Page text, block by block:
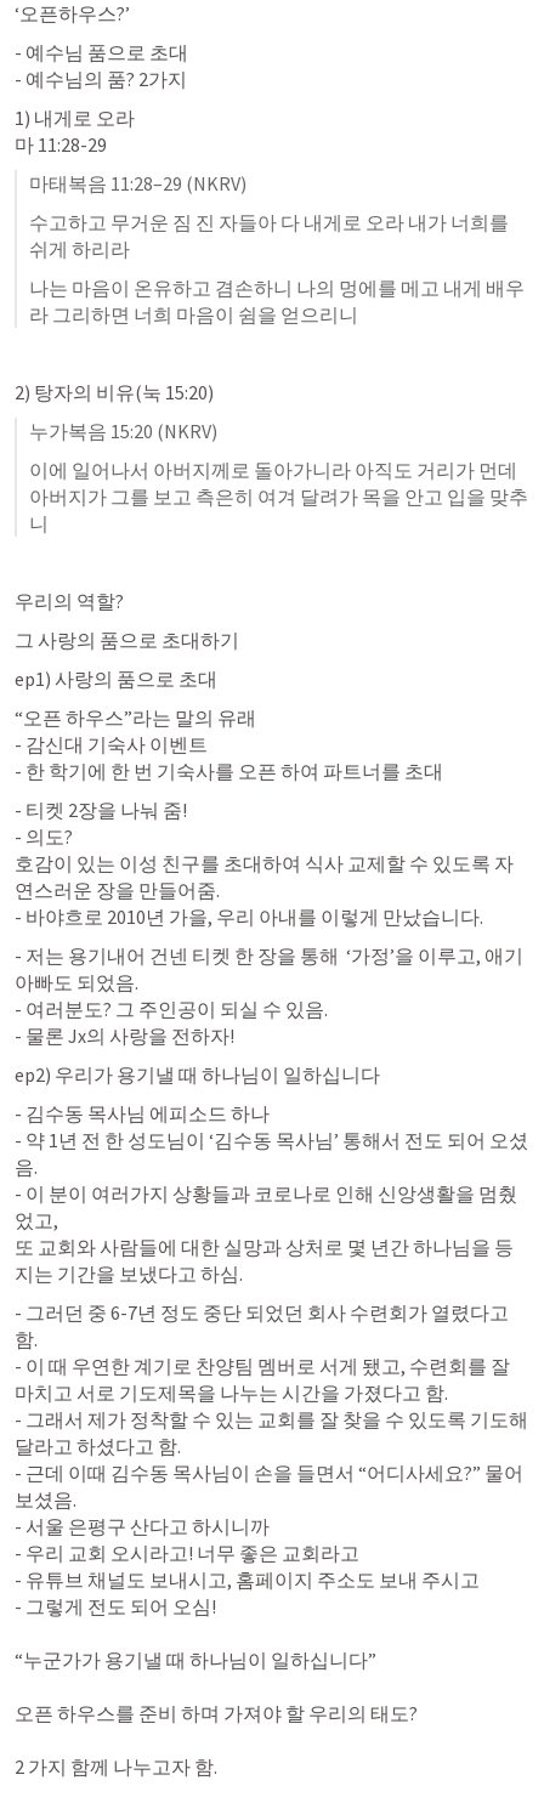
‘오픈하우스?’
- 예수님 품으로 초대
- 예수님의 품? 2가지
마 11:28-29
마태복음 11:28–29 (NKRV)
수고하고 무거운 짐 진 자들아 다 내게로 오라 내가 너희를
쉬게 하리라
나는 마음이 온유하고 겸손하니 나의 멍에를 메고 내게 배우
라 그리하면 너희 마음이 쉼을 얻으리니
2) 탕자의 비유(눅 15:20)
누가복음 15:20 (NKRV)
이에 일어나서 아버지께로 돌아가니라 아직도 거리가 먼데
아버지가 그를 보고 측은히 여겨 달려가 목을 안고 입을 맞추
니
우리의 역할?
그 사랑의 품으로 초대하기
ep1) 사랑의 품으로 초대
“오픈 하우스”라는 말의 유래
- 감신대 기숙사 이벤트
- 한 학기에 한 번 기숙사를 오픈 하여 파트너를 초대
- 티켓 2장을 나눠 줌!
- 의도?
호감이 있는 이성 친구를 초대하여 식사 교제할 수 있도록 자
연스러운 장을 만들어줌.
- 바야흐로 2010년 가을, 우리 아내를 이렇게 만났습니다.
- 저는 용기내어 건넨 티켓 한 장을 통해  ‘가정’을 이루고, 애기
아빠도 되었음.
- 여러분도? 그 주인공이 되실 수 있음.
- 물론 Jx의 사랑을 전하자!
ep2) 우리가 용기낼 때 하나님이 일하십니다
- 김수동 목사님 에피소드 하나
- 약 1년 전 한 성도님이 ‘김수동 목사님’ 통해서 전도 되어 오셨
음.
- 이 분이 여러가지 상황들과 코로나로 인해 신앙생활을 멈췄
었고,
또 교회와 사람들에 대한 실망과 상처로 몇 년간 하나님을 등
지는 기간을 보냈다고 하심.
- 그러던 중 6-7년 정도 중단 되었던 회사 수련회가 열렸다고
함.
- 이 때 우연한 계기로 찬양팀 멤버로 서게 됐고, 수련회를 잘
마치고 서로 기도제목을 나누는 시간을 가졌다고 함.
- 그래서 제가 정착할 수 있는 교회를 잘 찾을 수 있도록 기도해
달라고 하셨다고 함.
- 근데 이때 김수동 목사님이 손을 들면서 “어디사세요?” 물어
보셨음.
- 서울 은평구 산다고 하시니까
- 우리 교회 오시라고! 너무 좋은 교회라고
- 유튜브 채널도 보내시고, 홈페이지 주소도 보내 주시고
- 그렇게 전도 되어 오심!
“누군가가 용기낼 때 하나님이 일하십니다”
오픈 하우스를 준비 하며 가져야 할 우리의 태도?
2 가지 함께 나누고자 함.